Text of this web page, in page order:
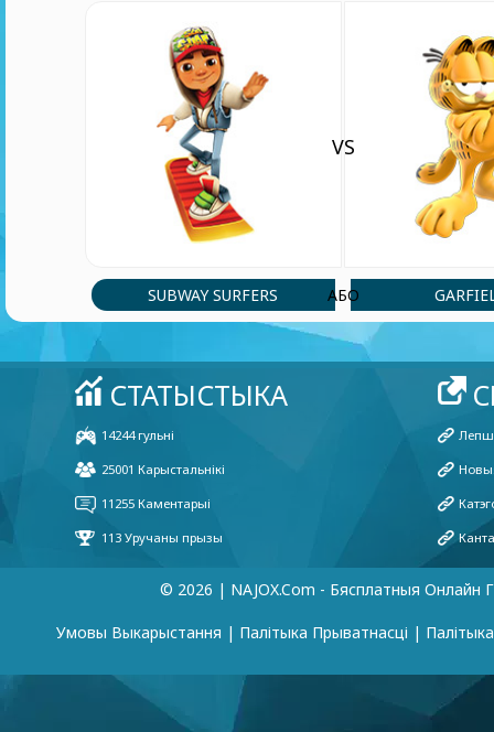
(3 Dec, 10:38 pm)
Subway surfers
(9 Dec, 1:28 am)
SUBWAY SURFERS
VS
АБО
© 2026 | NAJOX.com - Бясплатныя Онлайн
Умовы Выкарыстання | Палітыка Прыватнасці |